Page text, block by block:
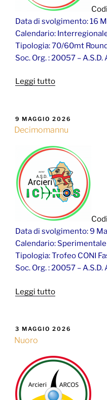
Data di svolgimento: 16
Calendario:
Tipologia: 70/60mt
Soc. Org. : 20057 –
Leggi tutto
PUBBLICATO
IL
9 MAGGIO 2026
Decimomannu
Data di svolgimento: 9
Calendario: Sperimentale
Tipologia: Trofeo CONI
Soc. Org. : 20057 –
Leggi tutto
PUBBLICATO
IL
3 MAGGIO 2026
Nuoro